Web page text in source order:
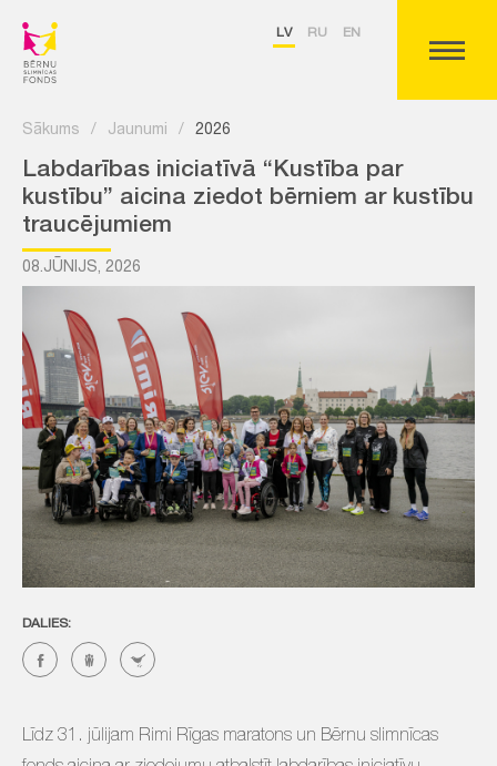
LV RU EN
Sākums / Jaunumi / 2026
Labdarības iniciatīvā “Kustība par
kustību” aicina ziedot bērniem ar kustību
traucējumiem
08.JŪNIJS, 2026
DALIES:
Līdz 31. jūlijam Rimi Rīgas maratons un Bērnu slimnīcas